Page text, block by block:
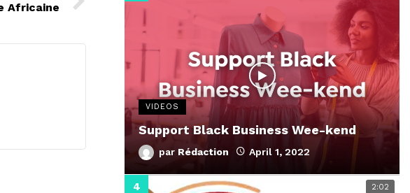
Africaine
VIDEOS
Support Black Business Wee-kend
par Rédaction April 1, 2022
2:02